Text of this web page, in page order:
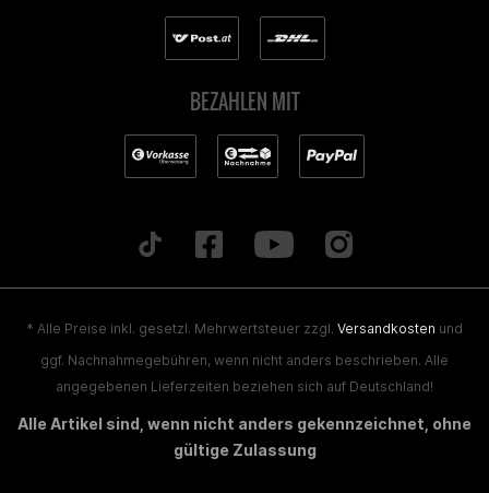
BEZAHLEN MIT
* Alle Preise inkl. gesetzl. Mehrwertsteuer zzgl. Versandkosten und
ggf. Nachnahmegebühren, wenn nicht anders beschrieben. Alle
angegebenen Lieferzeiten beziehen sich auf Deutschland!
Alle Artikel sind, wenn nicht anders gekennzeichnet, ohne
gültige Zulassung